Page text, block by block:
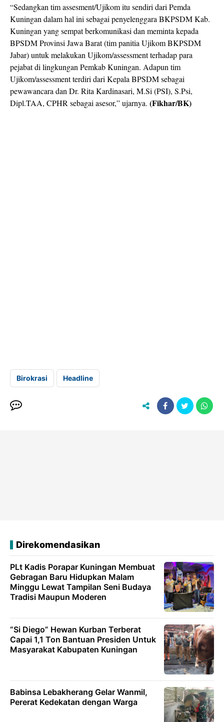
“Sedangkan tim assesment/Ujikom itu sendiri dari Pemda
Kuningan dalam hal ini sebagai penyelenggara BKPSDM Kab.
Kuningan yang sempat berkomunikasi dan meminta kepada
BPSDM Provinsi Jawa Barat (tim panitia Ujikom BKPSDM
Jabar) untuk melakukan Ujikom/assessment terhadap para
pejabat di lingkungan Pemkab Kuningan. Adapun tim
Ujikom/assessment terdiri dari Kepala BPSDM sebagai
pewawancara dan Dr. Rita Kardinasari, M.Si (PSI), S.Psi,
Dipl.TAA, CPHR sebagai asesor,” ujarnya. (Fikhar/BK)
Birokrasi Headline
Direkomendasikan
PLt Kadis Porapar Kuningan Membuat
Gebragan Baru Hidupkan Malam
Minggu Lewat Tampilan Seni Budaya
Tradisi Maupun Moderen
“Si Diego” Hewan Kurban Terberat
Capai 1,1 Ton Bantuan Presiden Untuk
Masyarakat Kabupaten Kuningan
Babinsa Lebakherang Gelar Wanmil,
Pererat Kedekatan dengan Warga